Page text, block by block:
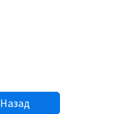
Назад